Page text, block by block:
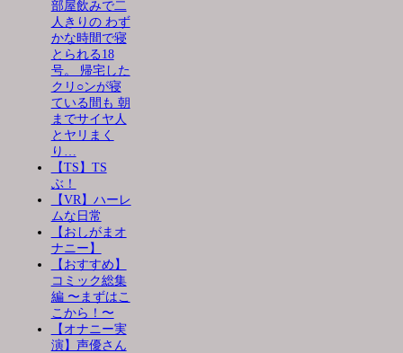
部屋飲みで二
人きりの わず
かな時間で寝
とられる18
号。 帰宅した
クリ○ンが寝
ている間も 朝
までサイヤ人
とヤリまく
り…
【TS】TS
ぶ！
【VR】ハーレ
ムな日常
【おしがまオ
ナニー】
【おすすめ】
コミック総集
編 〜まずはこ
こから！〜
【オナニー実
演】声優さん